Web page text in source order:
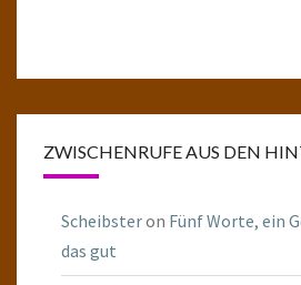
ZWISCHENRUFE AUS DEN
Scheibsteron Fünf Worte, ein
das gut